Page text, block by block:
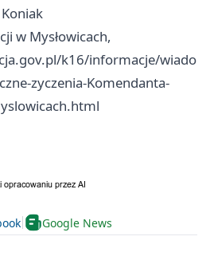
w Mysłowicach,
k16/informacje/wiado
zyczenia-Komendanta-
Google News